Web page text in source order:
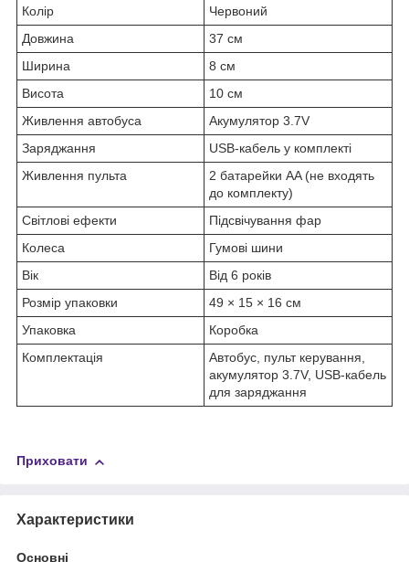
Колір
Червоний
Довжина
37 см
Ширина
8 см
Висота
10 см
Живлення автобуса
Акумулятор 3.7V
Заряджання
USB-кабель у комплекті
Живлення пульта
2 батарейки AA (не входять
до комплекту)
Світлові ефекти
Підсвічування фар
Колеса
Гумові шини
Вік
Від 6 років
Розмір упаковки
49 × 15 × 16 см
Упаковка
Коробка
Комплектація
Автобус, пульт керування,
акумулятор 3.7V, USB-кабель
для заряджання
Приховати
Характеристики
Основні